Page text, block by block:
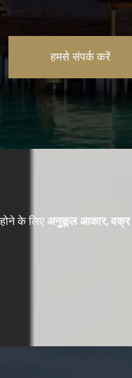
हमसे संपर्क करें
के लिए अनुकूल आकार, वक्र